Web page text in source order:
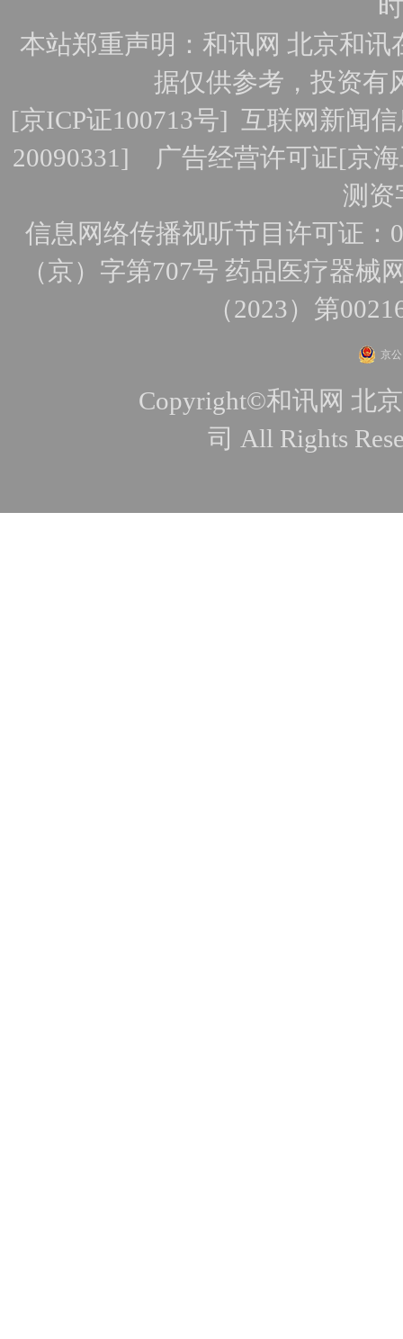
本站郑重声明：和讯网 北京和
据仅供参考，投资有
[京ICP证100713号]互联网新闻
20090331] 广告经营许可证[京
测资
信息网络传播视听节目许可证：
（京）字第707号 药品医疗器械
（2023）第
京
Copyright©和讯网 北
司 All Rights